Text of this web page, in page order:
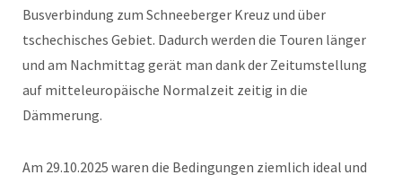
Busverbindung zum Schneeberger Kreuz und über
tschechisches Gebiet. Dadurch werden die Touren länger
und am Nachmittag gerät man dank der Zeitumstellung
auf mitteleuropäische Normalzeit zeitig in die
Dämmerung.
Am 29.10.2025 waren die Bedingungen ziemlich ideal und